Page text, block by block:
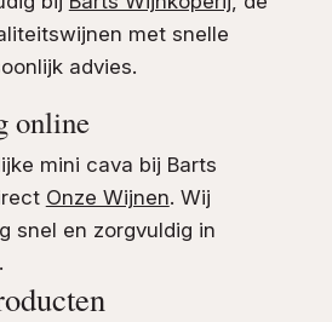
met snelle
advies.
online
mini cava bij Barts
Onze Wijnen. Wij
snel en zorgvuldig in